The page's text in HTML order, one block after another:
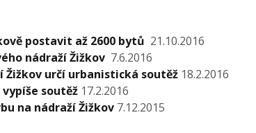
postavit až 2600 bytů 21.10.2016
nádraží Žižkov 7.6.2016
určí urbanistická soutěž 18.2.2016
soutěž 17.2.2016
na nádraží Žižkov 7.12.2015